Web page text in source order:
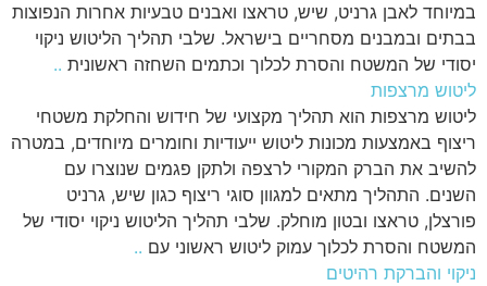
במיוחד לאבן גרניט, שיש, טראצו ואבנים טבעיות אחרות הנפוצות
בבתים ובמבנים מסחריים בישראל. שלבי תהליך הליטוש ניקוי
יסודי של המשטח והסרת לכלוך וכתמים השחזה ראשונית ..
ליטוש מרצפות
ליטוש מרצפות הוא תהליך מקצועי של חידוש והחלקת משטחי
ריצוף באמצעות מכונות ליטוש ייעודיות וחומרים מיוחדים, במטרה
להשיב את הברק המקורי לרצפה ולתקן פגמים שנוצרו עם
השנים. התהליך מתאים למגוון סוגי ריצוף כגון שיש, גרניט
פורצלן, טראצו ובטון מוחלק. שלבי תהליך הליטוש ניקוי יסודי של
המשטח והסרת לכלוך עמוק ליטוש ראשוני עם ..
ניקוי והברקת רהיטים